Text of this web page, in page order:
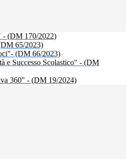
- (DM 170/2022)
65/2023)
(DM 66/2023)
e Successo Scolastico" - (DM
360" - (DM 19/2024)